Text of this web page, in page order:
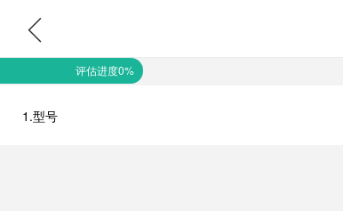
评估进度0%
1.型号